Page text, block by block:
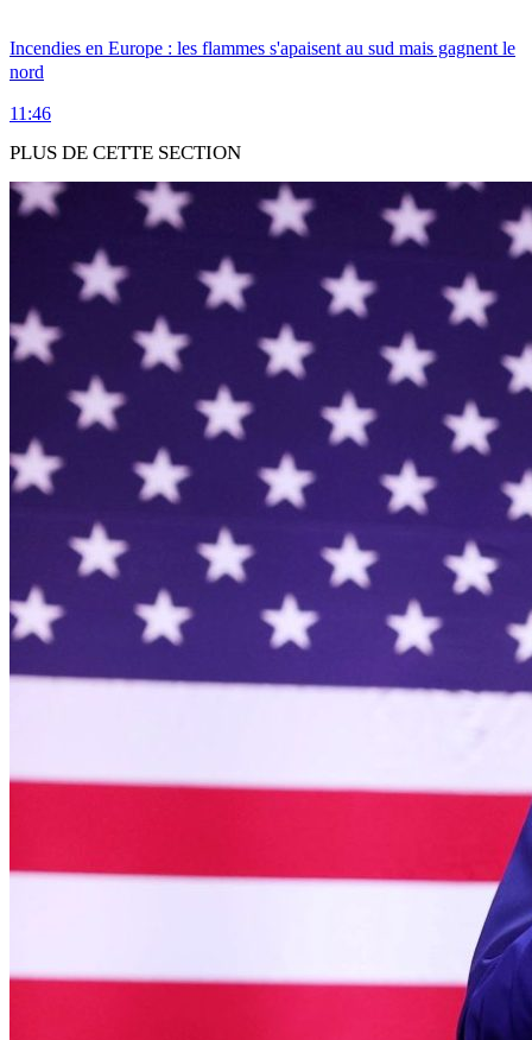
Incendies en Europe : les flammes s'apaisent au sud mais gagnent le
nord
11:46
PLUS DE CETTE SECTION